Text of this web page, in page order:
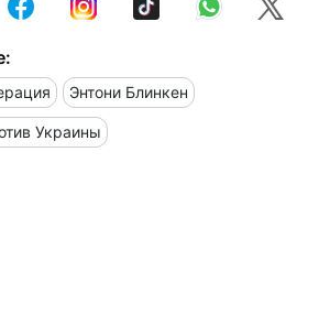
Энтони Блинкен
Украины